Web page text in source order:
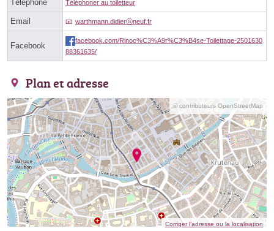
Téléphone Téléphoner au toiletteur
Email warthmann.didierⓐneuf.fr
Facebook
facebook.com/Rinoc%C3%A9r%C3%B4se-Toilettage-2501630
88361635/
Plan et adresse
© contributeurs OpenStreetMap
Corriger l’adresse ou la localisation